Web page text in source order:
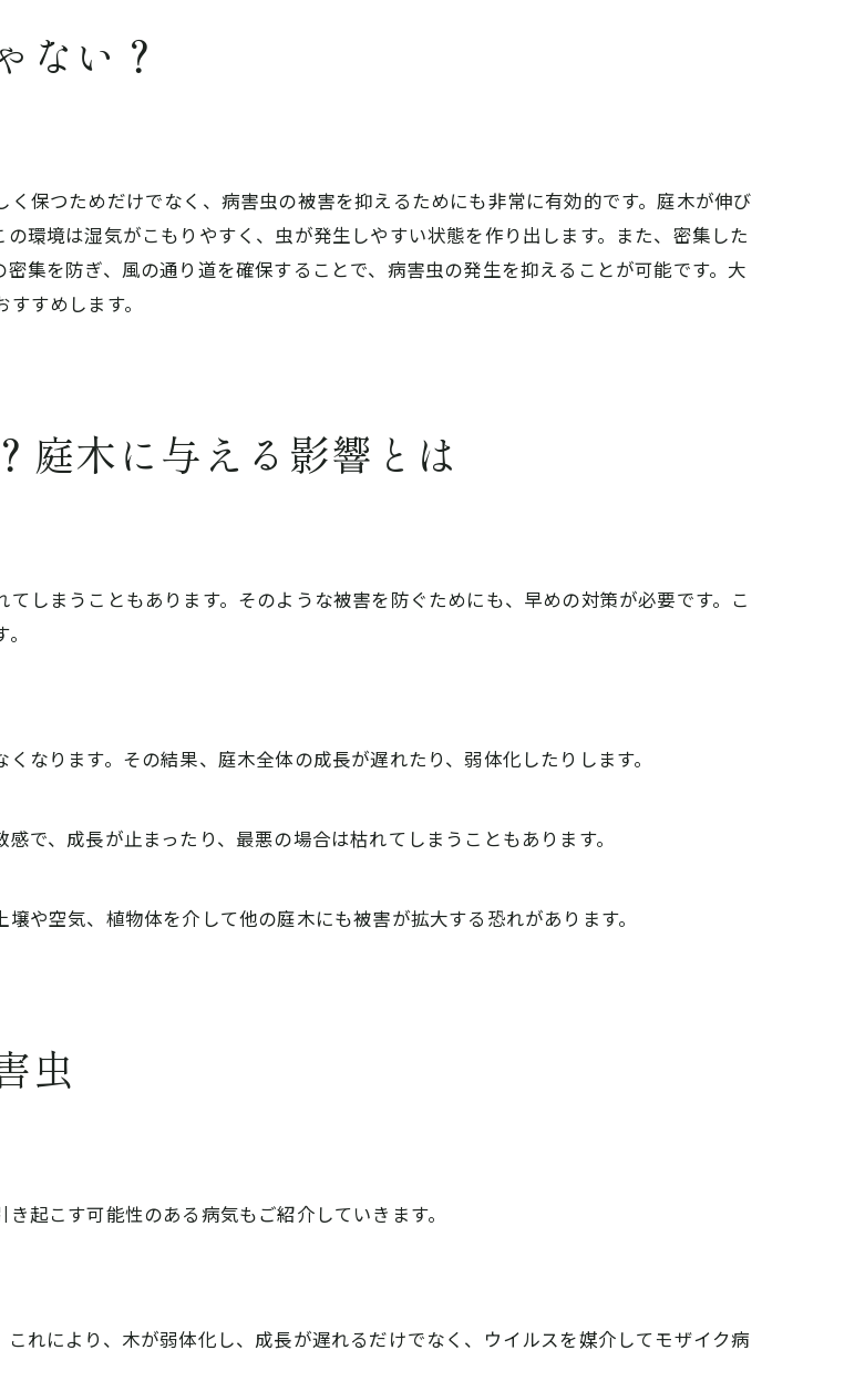
ない？
保つためだけでなく、病害虫の被害を抑えるためにも非常に有効的です。庭木が伸び
環境は湿気がこもりやすく、虫が発生しやすい状態を作り出します。また、密集した
集を防ぎ、風の通り道を確保することで、病害虫の発生を抑えることが可能です。大
すめします。
庭木に与える影響とは
しまうこともあります。そのような被害を防ぐためにも、早めの対策が必要です。こ
なります。その結果、庭木全体の成長が遅れたり、弱体化したりします。
で、成長が止まったり、最悪の場合は枯れてしまうこともあります。
や空気、植物体を介して他の庭木にも被害が拡大する恐れがあります。
虫
起こす可能性のある病気もご紹介していきます。
れにより、木が弱体化し、成長が遅れるだけでなく、ウイルスを媒介してモザイク病